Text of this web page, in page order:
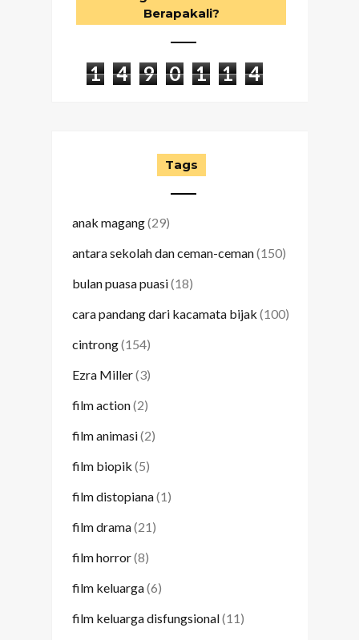
Berapakali?
1 4 9 0 1 1 4
Tags
anak magang(29)
antara sekolah dan ceman-ceman(150)
bulan puasa puasi(18)
cara pandang dari kacamata bijak (100)
cintrong(154)
Ezra Miller(3)
film action(2)
film animasi(2)
film biopik (5)
film distopiana(1)
film drama(21)
film horror(8)
film keluarga(6)
film keluarga disfungsional(11)